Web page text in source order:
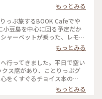
もっとみる
っぷ旅するBOOK Cafeでや
小豆島を中心に回る予定だか
も、紙ストロー。 初めて使
行が楽しみだ！
もっとみる
行ってきました。平日で空い
ス席があり、ことりっぷグ
をくすぐるチョイス本の
分になりました。ことりっぷ
大好き！なきりんです。
もっとみる